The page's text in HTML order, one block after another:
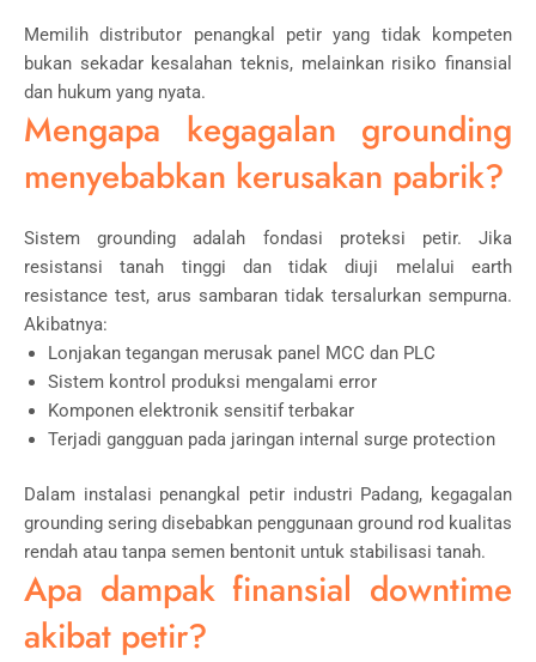
Memilih distributor penangkal petir yang tidak kompeten
bukan sekadar kesalahan teknis, melainkan risiko finansial
dan hukum yang nyata.
Mengapa kegagalan grounding
menyebabkan kerusakan pabrik?
Sistem grounding adalah fondasi proteksi petir. Jika
resistansi tanah tinggi dan tidak diuji melalui earth
resistance test, arus sambaran tidak tersalurkan sempurna.
Akibatnya:
Lonjakan tegangan merusak panel MCC dan PLC
Sistem kontrol produksi mengalami error
Komponen elektronik sensitif terbakar
Terjadi gangguan pada jaringan internal surge protection
Dalam instalasi penangkal petir industri Padang, kegagalan
grounding sering disebabkan penggunaan ground rod kualitas
rendah atau tanpa semen bentonit untuk stabilisasi tanah.
Apa dampak finansial downtime
akibat petir?